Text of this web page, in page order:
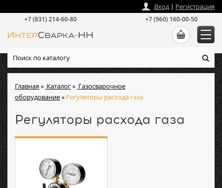
Главная» Каталог» Газосварочное
оборудование» Регуляторы расхода газа
Регуляторы расхода газа
Вход| Регистрация
+7 (831) 214-60-80 +7 (960) 160-00-50